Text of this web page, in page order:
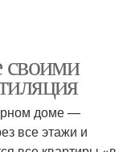
своими
доме —
все этажи и